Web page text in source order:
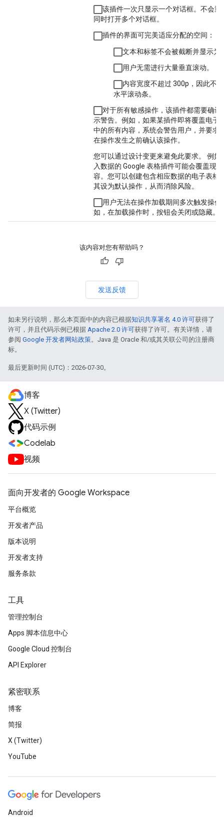
该插件一次只显示一个对话框。不会重
同时打开多个对话框。
插件的界面可完美适应分配的空间：
文本和标签不会被截断并显示为
用户无需进行大量垂直滚动。
内容宽度不超过 300p，因此不
水平滚动条。
对于所有敏感操作，该插件都需要确认
示警告。例如，如果某插件即将覆盖电子
中的所有内容，系统会警告用户，并要求
在操作发生之前确认该操作。
您可以通过设计变更来避免此要求。 例如
入数据的 Google 表格插件可能会覆盖现
容。您可以创建包含相应数据的电子表格
其设为默认操作，从而消除风险。
用户无法在操作加载期间多次触发操作
如，在加载操作时，按钮会关闭或隐藏。
该内容对您有帮助吗？
发送反馈
如未另行说明，那么本页面中的内容已根据知识共享署名 4.0 许可获得了
许可，并且代码示例已根据 Apache 2.0 许可获得了许可。有关详情，请
参阅 Google 开发者网站政策。Java 是 Oracle 和/或其关联公司的注册商
标。
最后更新时间 (UTC)：2026-07-30。
博客
X (Twitter)
代码示例
Codelab
视频
面向开发者的 Google Workspace
平台概览
开发者产品
版本说明
开发者支持
服务条款
工具
管理控制台
Apps 脚本信息中心
Google Cloud 控制台
API Explorer
紧密联系
博客
简报
X (Twitter)
YouTube
Android